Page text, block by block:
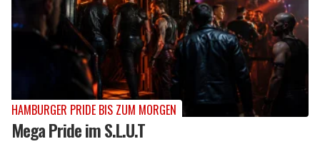
HAMBURGER PRIDE BIS ZUM MORGEN
Mega Pride im S.L.U.T